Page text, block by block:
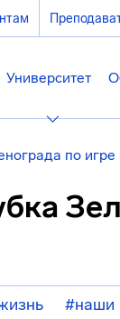
Университет
по
#наши